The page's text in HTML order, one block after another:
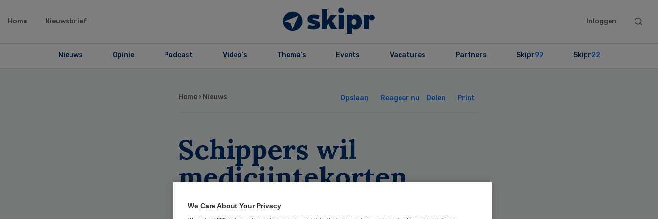
Home Nieuwsbrief Inloggen
Search
Nieuws Opinie Podcast Video’s Thema’s Events Vacatures Partners Skipr99 Skipr22
Home › Nieuws Opslaan Reageer nu Delen Print
Schippers wil
medicijntekorten
stoppen
We Care About Your Privacy